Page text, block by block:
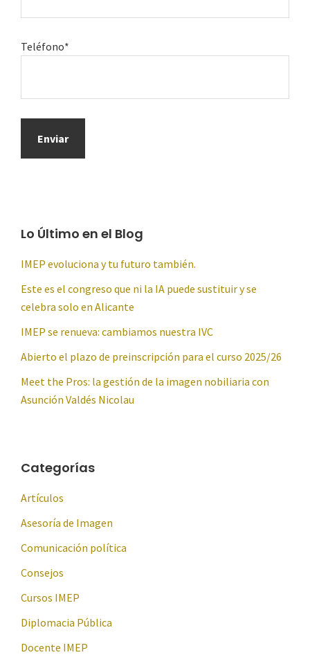
Teléfono*
Lo Último en el Blog
IMEP evoluciona y tu futuro también.
Este es el congreso que ni la IA puede sustituir y se
celebra solo en Alicante
IMEP se renueva: cambiamos nuestra IVC
Abierto el plazo de preinscripción para el curso 2025/26
Meet the Pros: la gestión de la imagen nobiliaria con
Asunción Valdés Nicolau
Categorías
Artículos
Asesoría de Imagen
Comunicación política
Consejos
Cursos IMEP
Diplomacia Pública
Docente IMEP